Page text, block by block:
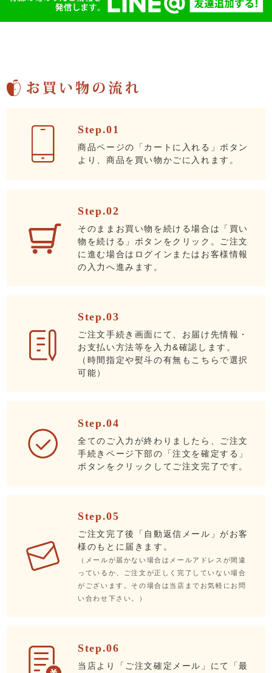
Step.01
商品ページの「カートに入れる」ボタン
より、商品を買い物かごに入れます。
Step.02
そのままお買い物を続ける場合は「買い
物を続ける」ボタンをクリック。ご注文
に進む場合はログインまたはお客様情報
の入力へ進みます。
Step.03
ご注文手続き画面にて、お届け先情報・
お支払い方法等を入力&確認します。
（時間指定や熨斗の有無もこちらで選択
可能）
Step.04
全てのご入力が終わりましたら、ご注文
手続きページ下部の「注文を確定する」
ボタンをクリックしてご注文完了です。
Step.05
ご注文完了後「自動返信メール」がお客
様のもとに届きます。
（メールが届かない場合はメールアドレスが間違
っているか、ご注文が正しく完了していない場合
がございます。その場合は当店までお気軽にお問
い合わせ下さい。）
Step.06
当店より「ご注文確定メール」にて「最